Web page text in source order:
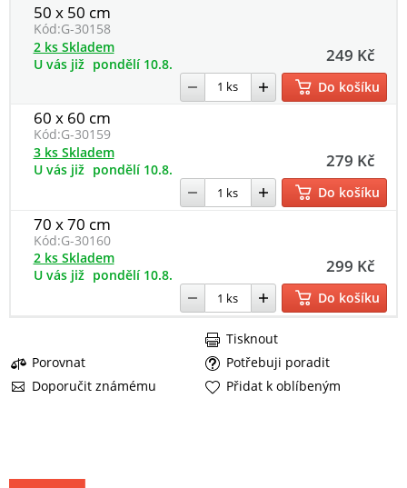
50 x 50 cm
Kód:G-30158
249 Kč
2 ks Skladem
U vás již pondělí 10.8.
Do košíku
60 x 60 cm
Kód:G-30159
279 Kč
3 ks Skladem
U vás již pondělí 10.8.
Do košíku
70 x 70 cm
Kód:G-30160
299 Kč
2 ks Skladem
U vás již pondělí 10.8.
Do košíku
Porovnat
Potřebuji poradit
Doporučit známému
Tisknout
Přidat k oblíbeným